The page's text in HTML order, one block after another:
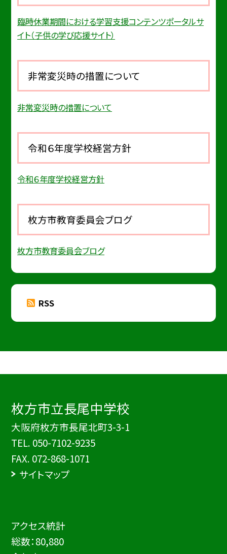
臨時休業期間における学習支援コンテンツポータルサ
イト（子供の学び応援サイト）
非常変災時の措置について
非常変災時の措置について
令和６年度学校経営方針
令和６年度学校経営方針
枚方市教育委員会ブログ
枚方市教育委員会ブログ
RSS
枚方市立長尾中学校
大阪府枚方市長尾北町3-3-1
TEL. 050-7102-9235
FAX. 072-868-1071
サイトマップ
アクセス統計
総数：80,880